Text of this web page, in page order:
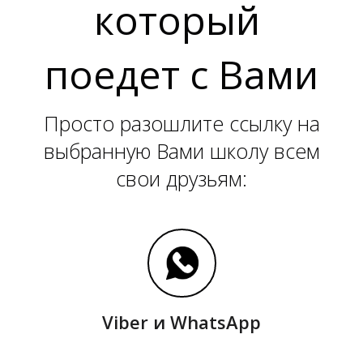
который
поедет с Вами
Просто разошлите ссылку на
выбранную Вами школу всем
свои друзьям:
Viber и WhatsApp